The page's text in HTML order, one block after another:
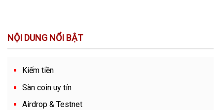
NỘI DUNG NỔI BẬT
Kiếm tiền
Sàn coin uy tín
Airdrop & Testnet